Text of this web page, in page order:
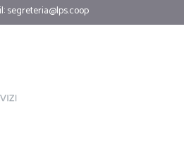
segreteria@lps.coop